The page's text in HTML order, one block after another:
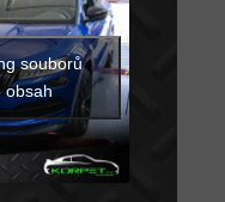
souborů
obsah